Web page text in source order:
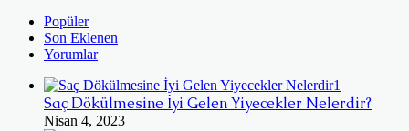
Popüler
Son Eklenen
Yorumlar
Saç Dökülmesine İyi Gelen Yiyecekler Nelerdir?
Nisan 4, 2023